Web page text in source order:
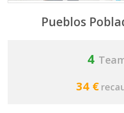
Pueblos
4
34 €